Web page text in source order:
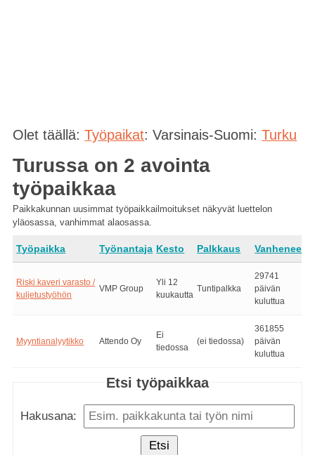
Olet täällä:Työpaikat: Varsinais-Suomi:Turku
Turussa on 2 avointa
työpaikkaa
Paikkakunnan uusimmat työpaikkailmoitukset näkyvät luettelon
yläosassa, vanhimmat alaosassa.
Työpaikka Työnantaja Kesto Palkkaus Vanhenee
Riski kaveri varasto /
kuljetustyöhön
VMP Group
Yli 12
kuukautta
Tuntipalkka
29741
päivän
kuluttua
Myyntianalyytikko Attendo Oy
Ei
tiedossa
(ei tiedossa)
361855
päivän
kuluttua
Etsi työpaikkaa
Hakusana:
Etsi